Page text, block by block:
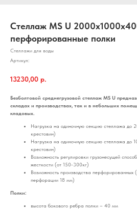
Стеллаж MS U
перфорированные полки
Стеллажи для воды
Артикул:
13230,00 р.
Безболтовой среднегрузовой стеллаж MS U
складах и производствах, так и в небольших
кладовых.
Нагрузка на одиночную секцию стеллажа до
крестовин)
Нагрузка на одиночную секцию стеллажа до
крестовин)
Возможность регулировки грузонесущей
жесткости (от 150-300кг)
Возможность производства
перфорации 18 мм)
Полки:
высота бокового ребра полки – 40 мм